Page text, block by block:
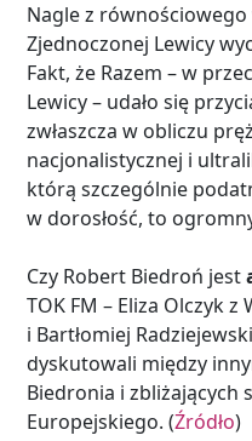
Nagle z
Zjednoczonej Lewicy
Fakt, że Razem – w
Lewicy – udało się
zwłaszcza w obliczu
nacjonalistycznej i
którą szczególnie
w dorosłość, to
Czy Robert Biedroń jest
TOK FM – Eliza Olczyk z
i Bartłomiej
dyskutowali między
Biedronia i zbliżających
Europejskiego. (Źródło)